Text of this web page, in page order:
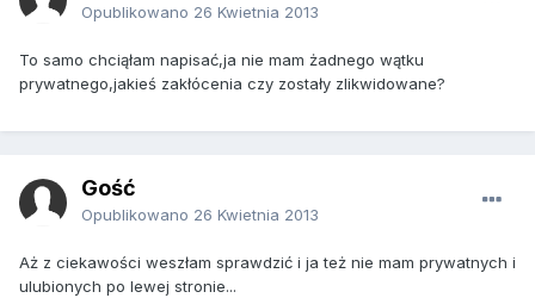
Opublikowano 26 Kwietnia 2013
To samo chciąłam napisać,ja nie mam żadnego wątku
prywatnego,jakieś zakłócenia czy zostały zlikwidowane?
Gość
Opublikowano 26 Kwietnia 2013
Aż z ciekawości weszłam sprawdzić i ja też nie mam prywatnych i
ulubionych po lewej stronie...